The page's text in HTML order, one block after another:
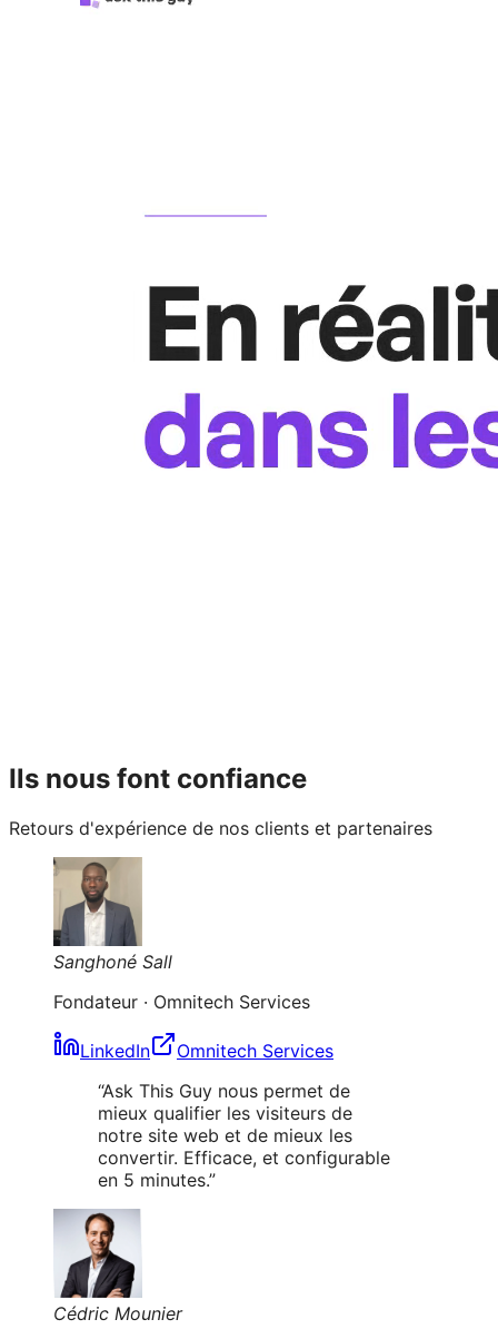
Ils nous font confiance
Retours d'expérience de nos clients et partenaires
Sanghoné Sall
Fondateur · Omnitech Services
LinkedIn
Omnitech Services
“Ask This Guy nous permet de
mieux qualifier les visiteurs de
notre site web et de mieux les
convertir. Efficace, et configurable
en 5 minutes.”
Cédric Mounier